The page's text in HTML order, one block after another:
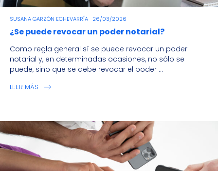
SUSANA GARZÓN ECHEVARRÍA 26/03/2026
¿Se puede revocar un poder notarial?
Como regla general sí se puede revocar un poder
notarial y, en determinadas ocasiones, no sólo se
puede, sino que se debe revocar el poder ...
LEER MÁS